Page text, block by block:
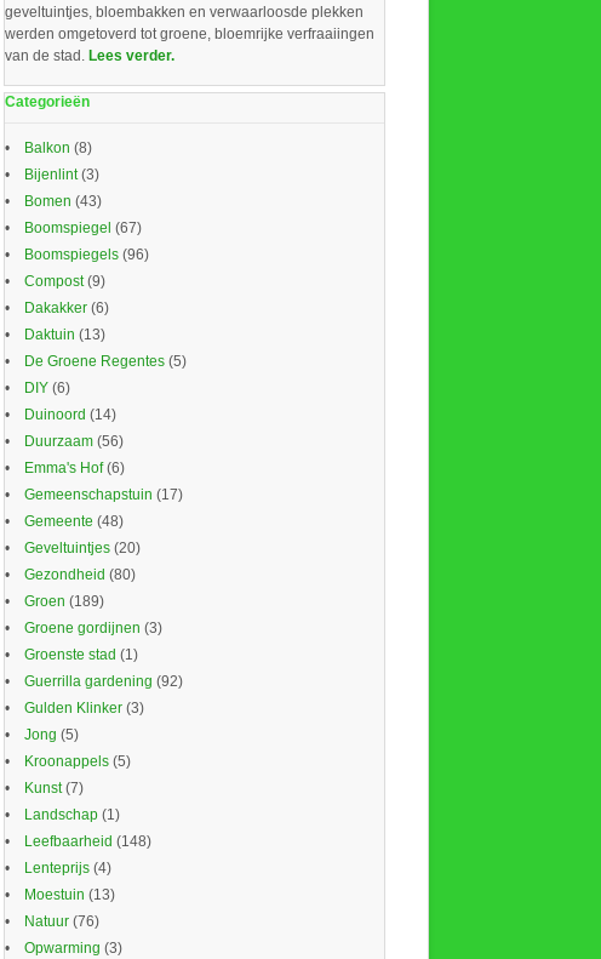
geveltuintjes, bloembakken en verwaarloosde plekken
werden omgetoverd tot groene, bloemrijke verfraaiingen
van de stad. Lees verder.
Categorieën
Balkon (8)
Bijenlint(3)
Bomen (43)
Boomspiegel (67)
Boomspiegels(96)
Compost(9)
Dakakker(6)
Daktuin (13)
De Groene Regentes(5)
DIY(6)
Duinoord (14)
Duurzaam(56)
Emma's Hof(6)
Gemeenschapstuin (17)
Gemeente (48)
Geveltuintjes(20)
Gezondheid (80)
Groen (189)
Groene gordijnen (3)
Groenste stad (1)
Guerrilla gardening (92)
Gulden Klinker(3)
Jong (5)
Kroonappels(5)
Kunst(7)
Landschap(1)
Leefbaarheid (148)
Lenteprijs(4)
Moestuin (13)
Natuur(76)
Opwarming (3)